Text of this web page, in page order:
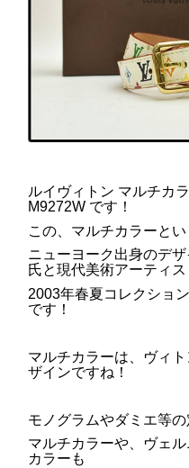
ルイヴィトン マルチカ
M9272W です！
この、マルチカラーとい
ニューヨーク出身のデ
氏と現代美術アーティ
2003年春夏コレクショ
です！
マルチカラーは、ヴィ
ザインですね！
モノグラムやダミエ等
マルチカラーや、ヴェ
カラーも